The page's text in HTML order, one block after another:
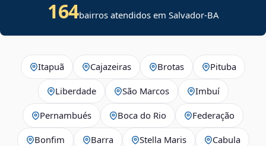
164bairros atendidos em Salvador-BA
Itapuã Cajazeiras Brotas Pituba
Liberdade São Marcos Imbuí
Pernambués Boca do Rio Federação
Bonfim Barra Stella Maris Cabula